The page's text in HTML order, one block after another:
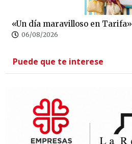
«Un día maravilloso en Tarifa»
06/08/2026
Puede que te interese